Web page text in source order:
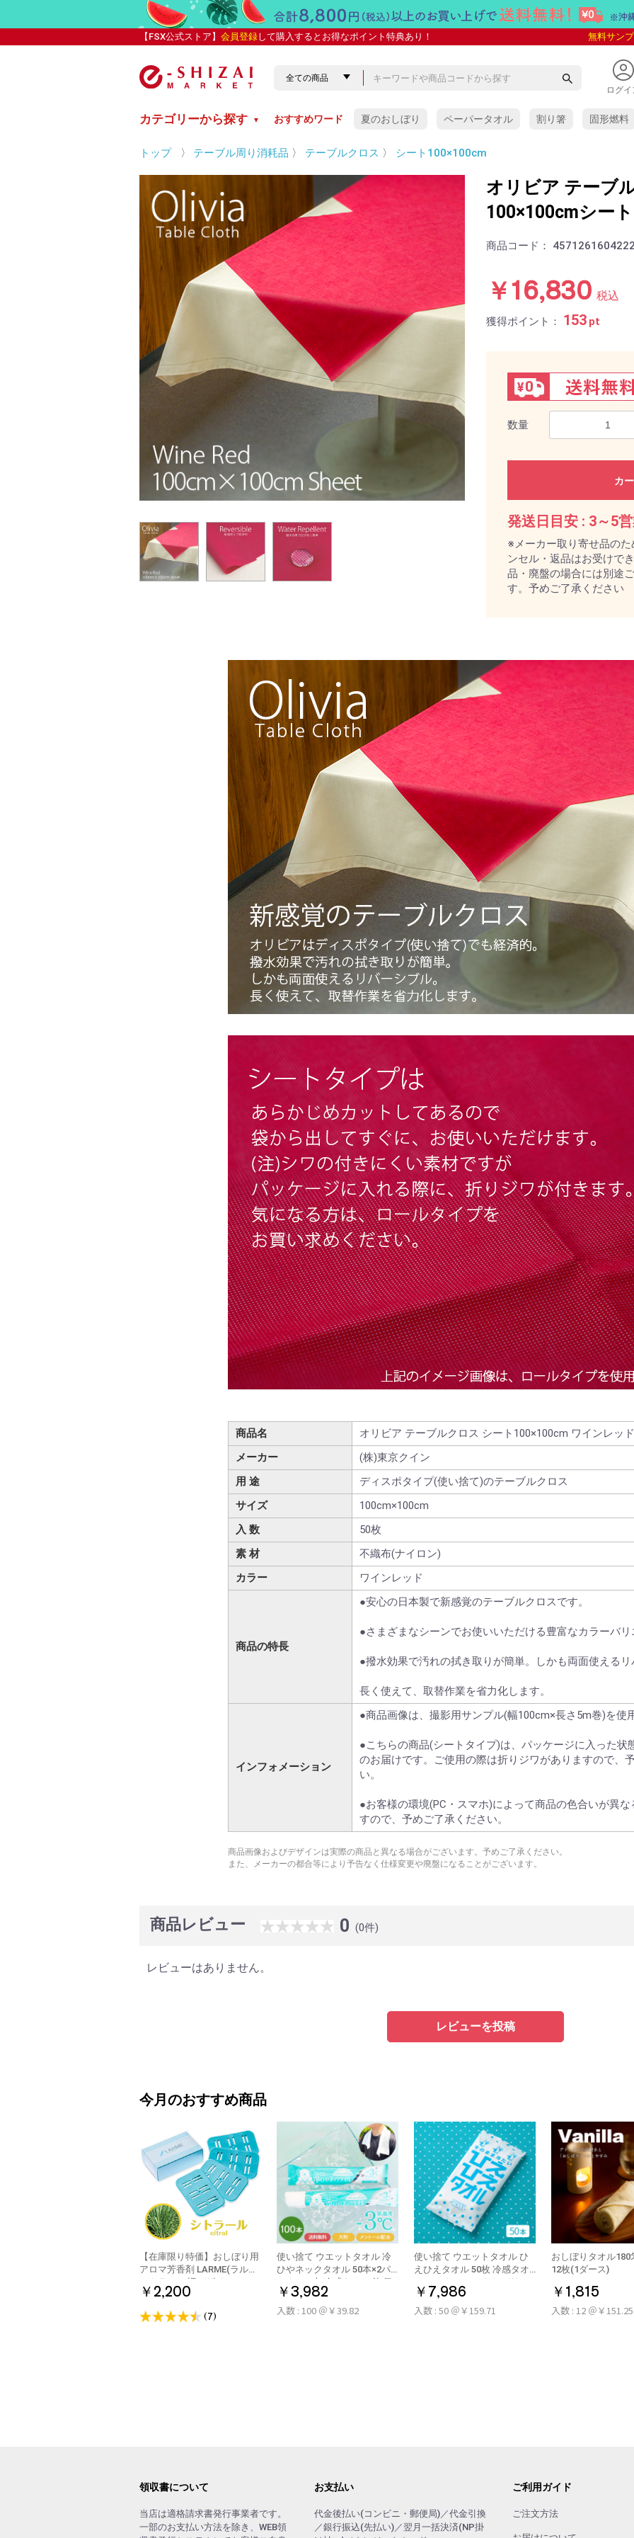
【FSX公式ストア】 会員登録して購入するとお得なポイント特典あり！ 無料サン
ログイ
カテゴリーから探す ▼ おすすめワード 夏のおしぼり ペーパータオル 割り箸 固形燃料
トップ 〉 テーブル周り消耗品 〉 テーブルクロス 〉 シート100×100cm
オリビア テーブ
100×100cmシー
商品コード：
￥16,830 税込
獲得ポイント： 153 pt
数量
カ
発送日目安 : 3～5
※メーカー取り寄せ品の
ンセル・返品はお受けで
品・廃盤の場合には別途
す。予めご了承ください
商品名
オリビア テーブルクロス シート100×100cm ワインレッド
メーカー
(株)東京クイン
用 途
ディスポタイプ(使い捨て)のテーブルクロス
サイズ
100cm×100cm
入 数
50枚
素 材
不織布(ナイロン)
カラー
ワインレッド
商品の特長
●安心の日本製で新感覚のテーブルクロスです。
●さまざまなシーンでお使いいただける豊富なカラーバ
●撥水効果で汚れの拭き取りが簡単。しかも両面使える
長く使えて、取替作業を省力化します。
インフォメーション
●商品画像は、撮影用サンプル(幅100cm×長さ5m巻)を使
●こちらの商品(シートタイプ)は、パッケージに入った状
のお届けです。ご使用の際は折りジワがありますので、
い。
●お客様の環境(PC・スマホ)によって商品の色合いが異
すので、予めご了承ください。
商品画像およびデザインは実際の商品と異なる場合がございます。予めご了承ください。
また、メーカーの都合等により予告なく仕様変更や廃盤になることがございます。
商品レビュー 0 (0件)
レビューはありません。
レビューを投稿
今月のおすすめ商品
【在庫限り特価】おしぼり用
アロマ芳香剤 LARME(ラルム)
シトラール 旧デザイン
￥2,200
(7)
使い捨て ウエットタオル 冷
ひやネックタオル 50本×2パ
ック 100本 冷感タオル 首 個
包装 日本製 大判
￥3,982
入数 : 100 ＠￥39.82
使い捨て ウエットタオル ひ
えひえタオル 50枚 冷感タオ
ル ミント アロマおしぼり
￥7,986
入数 : 50 ＠￥159.71
おしぼりタオル180
12枚(1ダース)
￥1,815
入数 : 12 ＠￥151.25
領収書について
当店は適格請求書発行事業者です。
一部のお支払い方法を除き、WEB領
お支払い
代金後払い(コンビニ・郵便局)／代金引換
／銀行振込(先払い)／翌月一括決済(NP掛
ご利用ガイド
ご注文方法